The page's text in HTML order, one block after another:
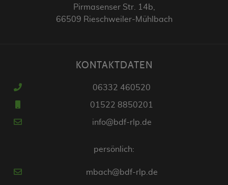
Pirmasenser Str. 14b,
66509 Rieschweiler-Mühlbach
KONTAKTDATEN
06332 460520
01522 8850201
info@bdf-rlp.de
persönlich:
mbach@bdf-rlp.de